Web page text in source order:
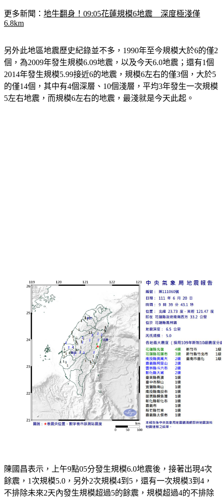
6.8km
個，為2009年發生規模6.09地震，以及今天6.0地震；還有1個
2014年發生規模5.99接近6的地震，規模6左右的僅3個，大於5
的僅14個，其中有4個深層、10個淺層，平均3年發生一次規模
5左右地震，而規模6左右的地震，最淺就是今天此起。
餘震，1次規模5.0，另外2次規模4到5，還有一次規模3到4，
不排除未來2天內發生規模超過5的餘震，規模超過4的不排除
一週內都有，規模3以上可能會到一個月，但看歷史該地區不